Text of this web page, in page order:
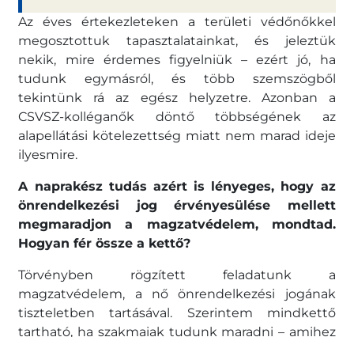
Az éves értekezleteken a területi védőnőkkel
megosztottuk tapasztalatainkat, és jeleztük
nekik, mire érdemes figyelniük – ezért jó, ha
tudunk egymásról, és több szemszögből
tekintünk rá az egész helyzetre. Azonban a
CSVSZ-kolléganők döntő többségének az
alapellátási kötelezettség miatt nem marad ideje
ilyesmire.
A naprakész tudás azért is lényeges, hogy az
önrendelkezési jog érvényesülése mellett
megmaradjon a magzatvédelem, mondtad.
Hogyan fér össze a kettő?
Törvényben rögzített feladatunk a
magzatvédelem, a nő önrendelkezési jogának
tiszteletben tartásával. Szerintem mindkettő
tartható, ha szakmaiak tudunk maradni – amihez